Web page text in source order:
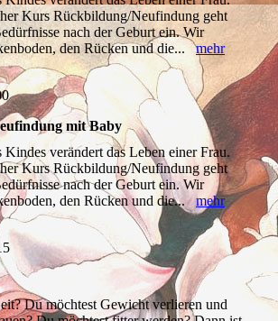
Kurs Rückbildung/Neufindung geht
nach der Geburt ein. Wir
den Rücken und die...mehr
mit Baby
verändert das Leben einer Frau.
Kurs Rückbildung/Neufindung geht
nach der Geburt ein. Wir
den Rücken und die...mehr
Du möchtest Gewicht verlieren und